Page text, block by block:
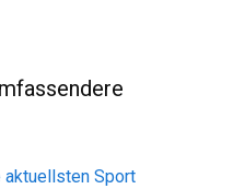
aktuellsten Sport